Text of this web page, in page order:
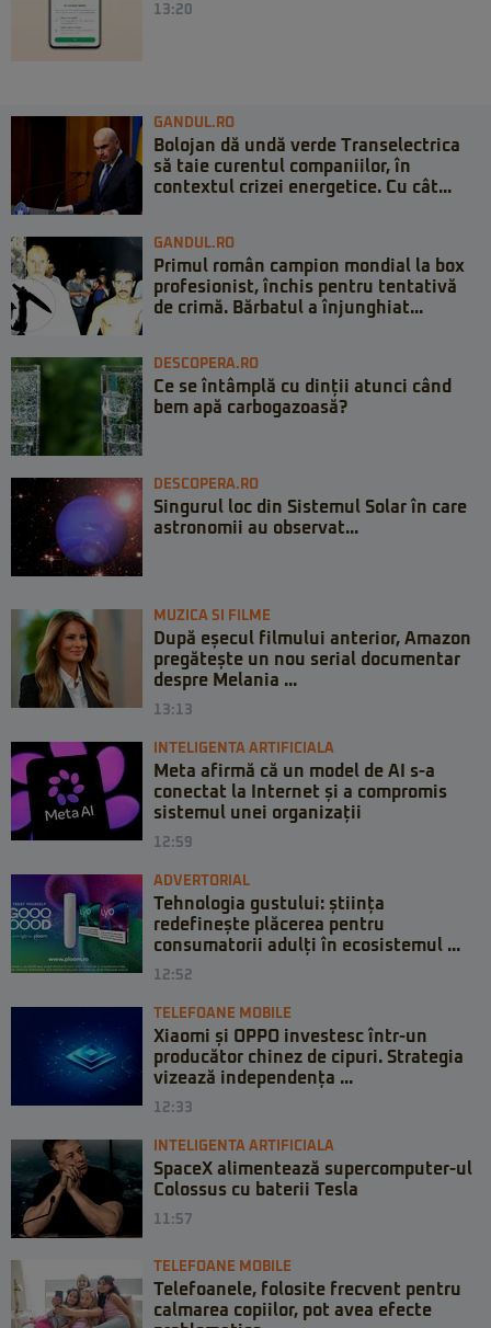
13:20
GANDUL.RO
Bolojan dă undă verde Transelectrica
să taie curentul companiilor, în
contextul crizei energetice. Cu cât...
GANDUL.RO
Primul român campion mondial la box
profesionist, închis pentru tentativă
de crimă. Bărbatul a înjunghiat...
DESCOPERA.RO
Ce se întâmplă cu dinții atunci când
bem apă carbogazoasă?
DESCOPERA.RO
Singurul loc din Sistemul Solar în care
astronomii au observat...
MUZICA SI FILME
După eșecul filmului anterior, Amazon
pregătește un nou serial documentar
despre Melania ...
13:13
INTELIGENTA ARTIFICIALA
Meta afirmă că un model de AI s-a
conectat la Internet și a compromis
sistemul unei organizații
12:59
ADVERTORIAL
Tehnologia gustului: știința
redefinește plăcerea pentru
consumatorii adulți în ecosistemul ...
12:52
TELEFOANE MOBILE
Xiaomi și OPPO investesc într-un
producător chinez de cipuri. Strategia
vizează independența ...
12:33
INTELIGENTA ARTIFICIALA
SpaceX alimentează supercomputer-ul
Colossus cu baterii Tesla
11:57
TELEFOANE MOBILE
Telefoanele, folosite frecvent pentru
calmarea copiilor, pot avea efecte